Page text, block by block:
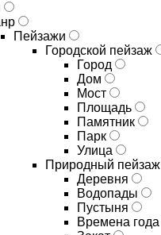
Пейзажи
Городской пейзаж
Город
Дом
Мост
Площадь
Памятник
Парк
Улица
Природный пейзаж
Деревня
Водопады
Пустыня
Времена года